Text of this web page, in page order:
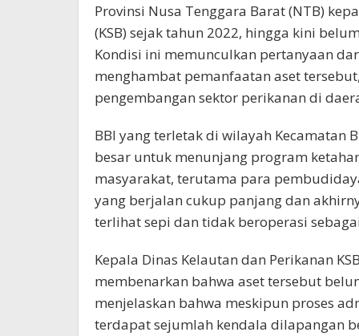
Provinsi Nusa Tenggara Barat (NTB)
(KSB) sejak tahun 2022, hingga kini
Kondisi ini memunculkan pertanyaan
menghambat pemanfaatan aset
pengembangan sektor perikanan di
BBI yang terletak di wilayah Kecamatan
besar untuk menunjang program
masyarakat, terutama para
yang berjalan cukup panjang dan
terlihat sepi dan tidak beroperasi
Kepala Dinas Kelautan dan Perikanan
membenarkan bahwa aset tersebut
menjelaskan bahwa meskipun proses
terdapat sejumlah kendala dilapangan